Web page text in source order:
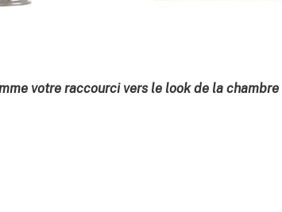
votre raccourci vers le look de la